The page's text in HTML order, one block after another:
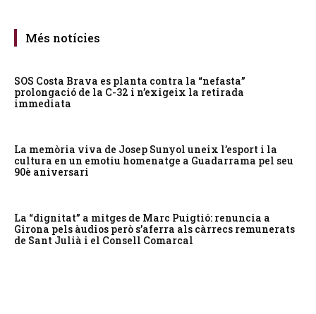
Més notícies
SOS Costa Brava es planta contra la “nefasta”
prolongació de la C-32 i n’exigeix la retirada
immediata
La memòria viva de Josep Sunyol uneix l’esport i la
cultura en un emotiu homenatge a Guadarrama pel seu
90è aniversari
La “dignitat” a mitges de Marc Puigtió: renuncia a
Girona pels àudios però s’aferra als càrrecs remunerats
de Sant Julià i el Consell Comarcal